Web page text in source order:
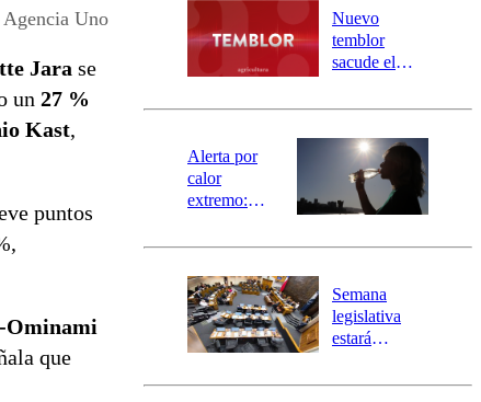
Uno
Jara se
un 27 %
Kast,
puntos
Ominami
que
río Damas:
activa
mensajería
SAE
Nuevo
temblor
sacude el
revisa la
epicentro
Alerta por
calor
extremo:
activa Alerta
Preventiva en
tres comunas
Semana
legislativa
estará
el fin de la